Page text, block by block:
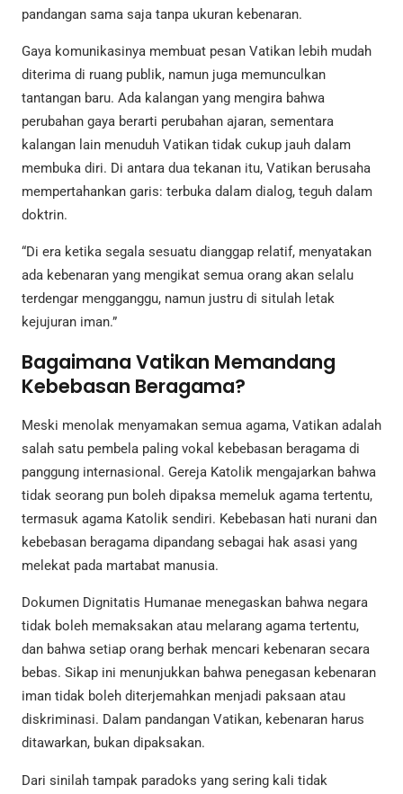
pandangan sama saja tanpa ukuran kebenaran.
Gaya komunikasinya membuat pesan Vatikan lebih mudah
diterima di ruang publik, namun juga memunculkan
tantangan baru. Ada kalangan yang mengira bahwa
perubahan gaya berarti perubahan ajaran, sementara
kalangan lain menuduh Vatikan tidak cukup jauh dalam
membuka diri. Di antara dua tekanan itu, Vatikan berusaha
mempertahankan garis: terbuka dalam dialog, teguh dalam
doktrin.
“Di era ketika segala sesuatu dianggap relatif, menyatakan
ada kebenaran yang mengikat semua orang akan selalu
terdengar mengganggu, namun justru di situlah letak
kejujuran iman.”
Bagaimana Vatikan Memandang
Kebebasan Beragama?
Meski menolak menyamakan semua agama, Vatikan adalah
salah satu pembela paling vokal kebebasan beragama di
panggung internasional. Gereja Katolik mengajarkan bahwa
tidak seorang pun boleh dipaksa memeluk agama tertentu,
termasuk agama Katolik sendiri. Kebebasan hati nurani dan
kebebasan beragama dipandang sebagai hak asasi yang
melekat pada martabat manusia.
Dokumen Dignitatis Humanae menegaskan bahwa negara
tidak boleh memaksakan atau melarang agama tertentu,
dan bahwa setiap orang berhak mencari kebenaran secara
bebas. Sikap ini menunjukkan bahwa penegasan kebenaran
iman tidak boleh diterjemahkan menjadi paksaan atau
diskriminasi. Dalam pandangan Vatikan, kebenaran harus
ditawarkan, bukan dipaksakan.
Dari sinilah tampak paradoks yang sering kali tidak